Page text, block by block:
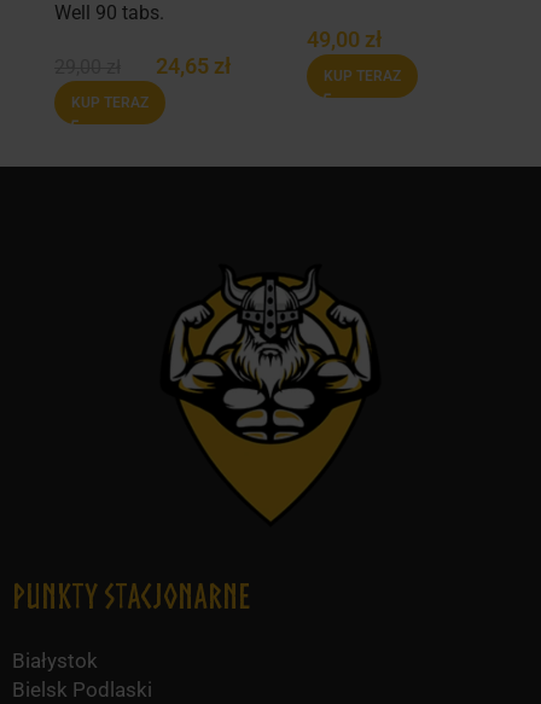
Well 90 tabs.
24,65 zł
KUP TERAZ
49,00 zł
KUP TERAZ
Punkty Stacjonarne
Białystok
Bielsk Podlaski